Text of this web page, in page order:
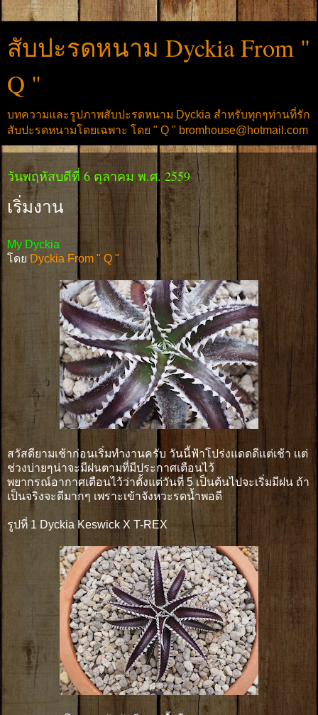
สับปะรดหนาม Dyckia From "
Q "
บทความและรูปภาพสับปะรดหนาม Dyckia สำหรับทุกๆท่านที่รัก
สับปะรดหนามโดยเฉพาะ โดย " Q " bromhouse@hotmail.com
วันพฤหัสบดีที่ 6 ตุลาคม พ.ศ. 2559
เริ่มงาน
My Dyckia
โดยDyckia From " Q "
สวัสดียามเช้าก่อนเริ่มทำงานครับ วันนี้ฟ้าโปร่งแดดดีเเต่เช้า เเต่
ช่วงบ่ายๆน่าจะมีฝนตามที่มีประกาศเตือนไว้
พยากรณ์อากาศเตือนไว้ว่าตั้งแต่วันที่ 5 เป็นต้นไปจะเริ่มมีฝน ถ้า
เป็นจริงจะดีมากๆ เพราะเข้าจังหวะรดน้ำพอดี
รูปที่ 1 Dyckia Keswick X T-REX